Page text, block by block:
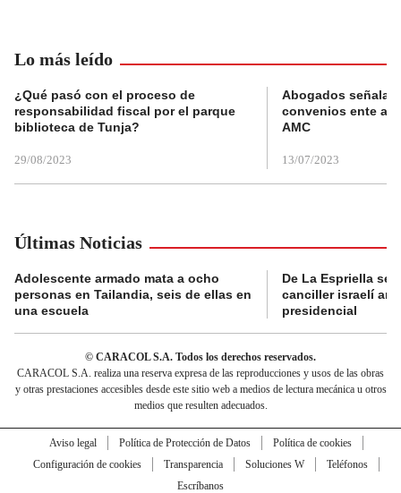
Lo más leído
¿Qué pasó con el proceso de
responsabilidad fiscal por el parque
biblioteca de Tunja?
29/08/2023
Abogados
convenios ente
AMC
13/07/2023
Últimas Noticias
Adolescente armado mata a ocho
personas en Tailandia, seis de ellas en
una escuela
De La Espriella se
canciller israelí
presidencial
© CARACOL S.A. Todos los derechos reservados.
CARACOL S.A. realiza una reserva expresa de las reproducciones y usos de las obras
y otras prestaciones accesibles desde este sitio web a medios de lectura mecánica u otros
medios que resulten adecuados.
Aviso legal Política de Protección de Datos
Política de cookies
Configuración de cookies
Transparencia Soluciones W
Teléfonos
Escríbanos